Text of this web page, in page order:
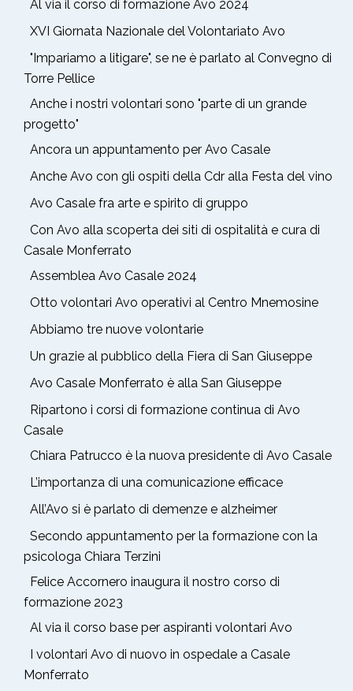
Al via il corso di formazione Avo 2024
XVI Giornata Nazionale del Volontariato Avo
"Impariamo a litigare", se ne è parlato al Convegno di
Torre Pellice
Anche i nostri volontari sono "parte di un grande
progetto"
Ancora un appuntamento per Avo Casale
Anche Avo con gli ospiti della Cdr alla Festa del vino
Avo Casale fra arte e spirito di gruppo
Con Avo alla scoperta dei siti di ospitalità e cura di
Casale Monferrato
Assemblea Avo Casale 2024
Otto volontari Avo operativi al Centro Mnemosine
Abbiamo tre nuove volontarie
Un grazie al pubblico della Fiera di San Giuseppe
Avo Casale Monferrato è alla San Giuseppe
Ripartono i corsi di formazione continua di Avo
Casale
Chiara Patrucco è la nuova presidente di Avo Casale
L’importanza di una comunicazione efficace
All’Avo si è parlato di demenze e alzheimer
Secondo appuntamento per la formazione con la
psicologa Chiara Terzini
Felice Accornero inaugura il nostro corso di
formazione 2023
Al via il corso base per aspiranti volontari Avo
I volontari Avo di nuovo in ospedale a Casale
Monferrato